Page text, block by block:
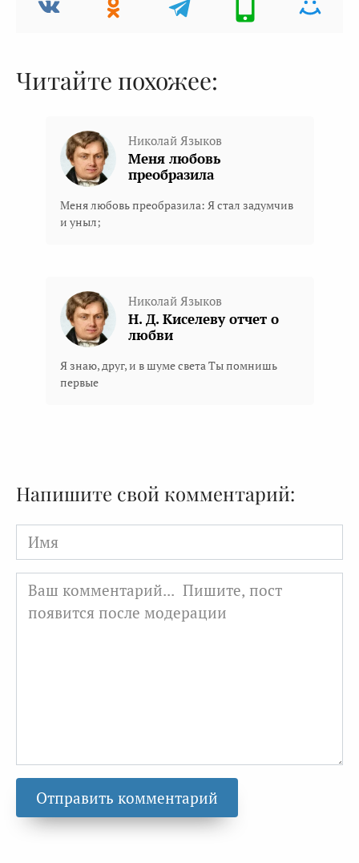
Читайте похожее:
Николай Языков
Меня любовь
преобразила
Меня любовь преобразила: Я стал задумчив
и уныл;
Николай Языков
Н. Д. Киселеву отчет о
любви
Я знаю, друг, и в шуме света Ты помнишь
первые
Напишите свой комментарий:
Имя